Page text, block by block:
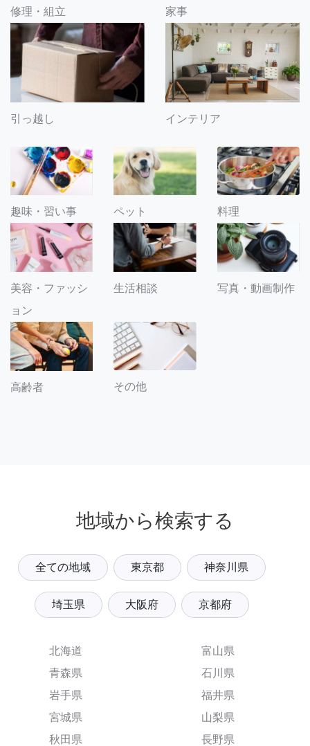
修理・組立 家事
引っ越し インテリア
趣味・習い事 ペット 料理
美容・ファッシ
ョン
生活相談 写真・動画制作
高齢者 その他
地域から検索する
全ての地域 東京都 神奈川県
埼玉県 大阪府 京都府
北海道
青森県
岩手県
宮城県
秋田県
富山県
石川県
福井県
山梨県
長野県